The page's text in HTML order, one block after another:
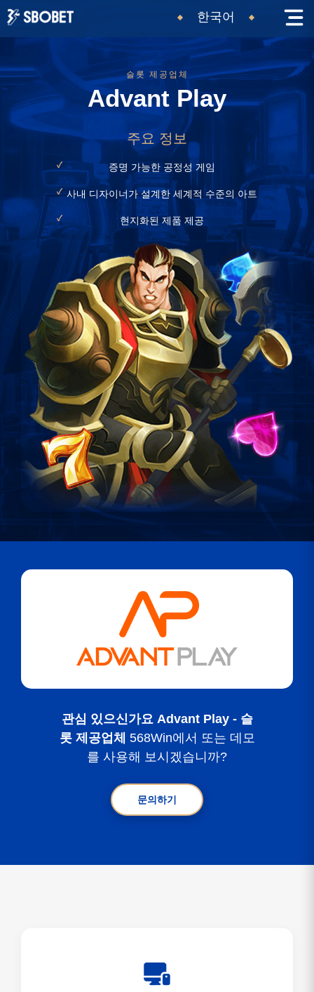
한국어
슬롯 제공업체
Advant Play
주요 정보
증명 가능한 공정성 게임
사내 디자이너가 설계한 세계적 수준의 아트
현지화된 제품 제공
관심 있으신가요 Advant Play - 슬
롯 제공업체 568Win에서 또는 데모
를 사용해 보시겠습니까?
문의하기